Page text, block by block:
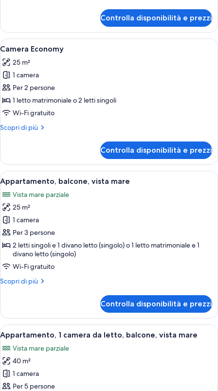
Standard,
camere
letto
Controlla disponibilità e prezzi
Apri
tutte
le
foto
per
Camera
Economy
Un letto matrimoniale con lenzuola
7
Camera Economy
25 m²
1 camera
Per 2 persone
1 letto matrimoniale o 2 letti singoli
Wi-Fi gratuito
Scopri di più
Altri
Economy
Controlla disponibilità e prezzi
Apri
tutte
le
foto
per
Appartamento,
balcone,
vista
mare
Una camera d'albergo con un letto,
7
Appartamento, balcone, vista mare
Vista mare parziale
25 m²
1 camera
Per 3 persone
2 letti singoli e 1 divano letto (singolo) o 1 letto matrimoniale e 1
divano letto (singolo)
Wi-Fi gratuito
Scopri di più
Altri
balcone,
vista
mare
Controlla disponibilità e prezzi
Apri
tutte
le
foto
per
Appartamento,
7
Appartamento, 1 camera da letto, balcone, vista mare
Vista mare parziale
40 m²
1 camera
Per 5 persone